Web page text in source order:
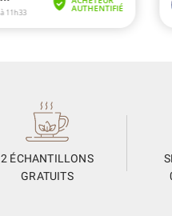
2 ÉCHANTILLONS
GRATUITS